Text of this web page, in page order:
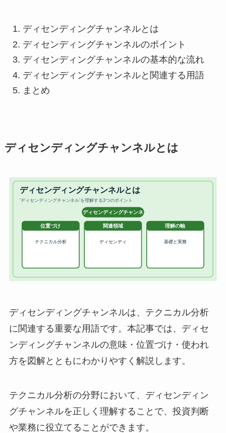
ディセンディングチャンネルとは
ディセンディングチャンネルのポイント
ディセンディングチャンネルの基本的な流れ
ディセンディングチャンネルと関連する用語
まとめ
ディセンディングチャンネルとは
ディセンディングチャンネルは、テクニカル分析
に関連する重要な用語です。本記事では、ディセ
ンディングチャンネルの意味・位置づけ・使われ
方を図解とともにわかりやすく解説します。
テクニカル分析の分野において、ディセンディン
グチャンネルを正しく理解することで、投資判断
や業務に役立てることができます。